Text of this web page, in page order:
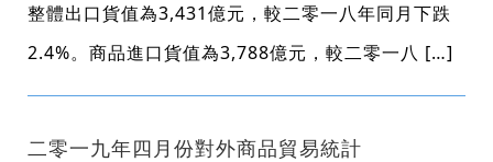
整體出口貨值為3,431億元，較二零一八年同月下跌
2.4%。商品進口貨值為3,788億元，較二零一八 […]
二零一九年四月份對外商品貿易統計